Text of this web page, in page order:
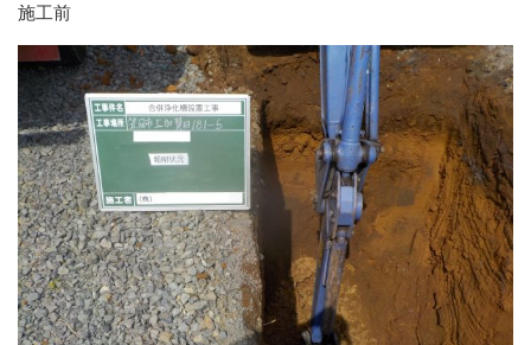
施工前